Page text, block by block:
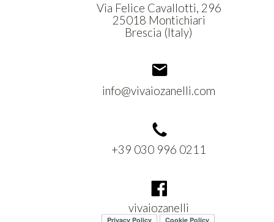
Via Felice Cavallotti, 296
25018 Montichiari
Brescia (Italy)
info@vivaiozanelli.com
+39 030 996 0211
vivaiozanelli